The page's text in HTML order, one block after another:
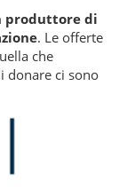
produttore di
. Le offerte
che
donare ci sono